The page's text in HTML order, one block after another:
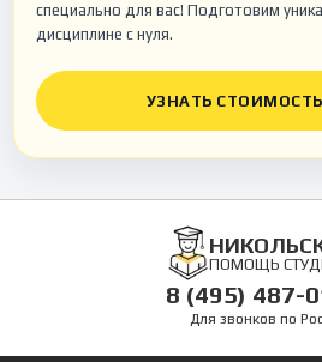
специально для вас! Подготовим
дисциплине с нуля.
УЗНАТЬ
ПОМОЩЬ
8 (495) 487-
Для звонков по